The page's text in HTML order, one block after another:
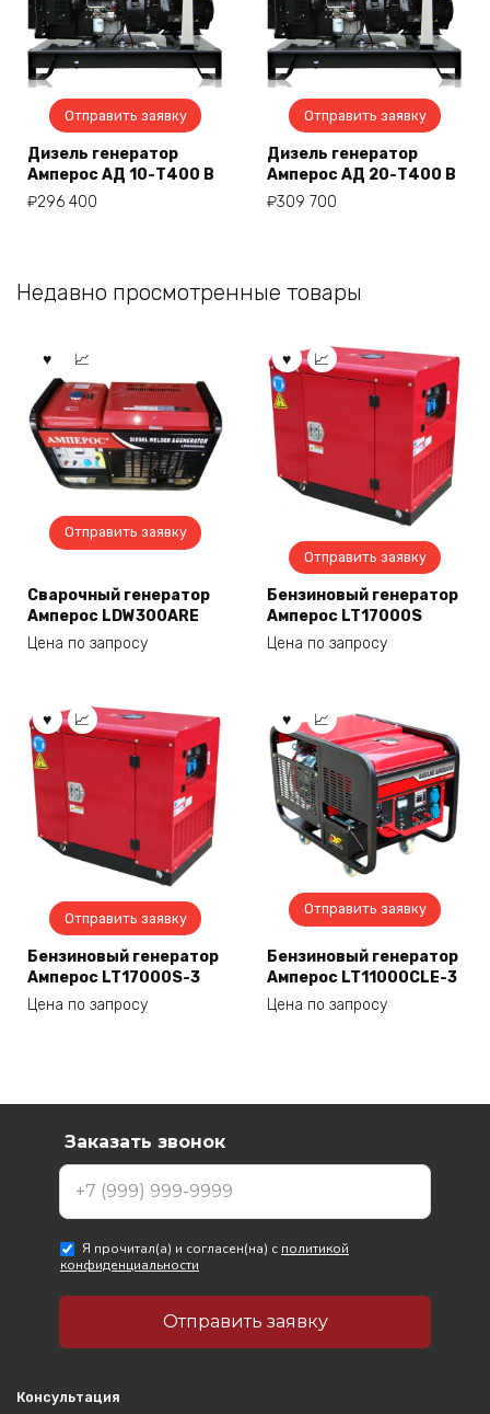
Отправить заявку
Дизель генератор
Амперос АД 10-Т400 B
₽296 400
Отправить заявку
Дизель генератор
Амперос АД 20-Т400 B
₽309 700
Недавно просмотренные товары
Отправить заявку
Сварочный генератор
Амперос LDW300ARE
Цена по запросу
Отправить заявку
Бензиновый генератор
Амперос LT17000S
Цена по запросу
Отправить заявку
Бензиновый генератор
Амперос LT17000S-3
Цена по запросу
Отправить заявку
Бензиновый генератор
Амперос LT11000CLE-3
Цена по запросу
Консультация